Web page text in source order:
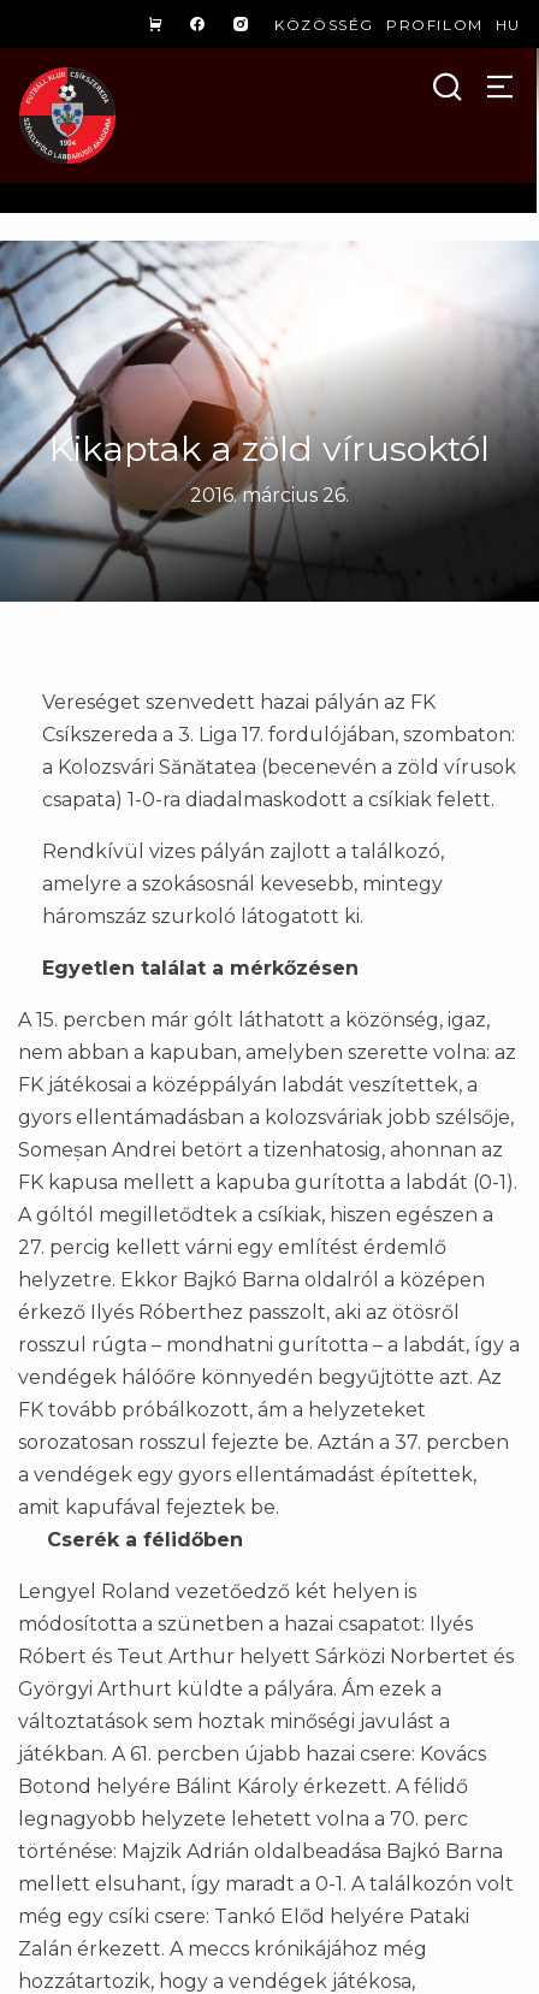
KÖZÖSSÉG PROFILOM HU
Kikaptak a zöld vírusoktól
2016. március 26.
Vereséget szenvedett hazai pályán az FK
Csíkszereda a 3. Liga 17. fordulójában, szombaton:
a Kolozsvári Sănătatea (becenevén a zöld vírusok
csapata) 1-0-ra diadalmaskodott a csíkiak felett.
Rendkívül vizes pályán zajlott a találkozó,
amelyre a szokásosnál kevesebb, mintegy
háromszáz szurkoló látogatott ki.
Egyetlen találat a mérkőzésen
A 15. percben már gólt láthatott a közönség, igaz,
nem abban a kapuban, amelyben szerette volna: az
FK játékosai a középpályán labdát veszítettek, a
gyors ellentámadásban a kolozsváriak jobb szélsője,
Someșan Andrei betört a tizenhatosig, ahonnan az
FK kapusa mellett a kapuba gurította a labdát (0-1).
A góltól megilletődtek a csíkiak, hiszen egészen a
27. percig kellett várni egy említést érdemlő
helyzetre. Ekkor Bajkó Barna oldalról a középen
érkező Ilyés Róberthez passzolt, aki az ötösről
rosszul rúgta – mondhatni gurította – a labdát, így a
vendégek hálóőre könnyedén begyűjtötte azt. Az
FK tovább próbálkozott, ám a helyzeteket
sorozatosan rosszul fejezte be. Aztán a 37. percben
a vendégek egy gyors ellentámadást építettek,
amit kapufával fejeztek be.
Cserék a félidőben
Lengyel Roland vezetőedző két helyen is
módosította a szünetben a hazai csapatot: Ilyés
Róbert és Teut Arthur helyett Sárközi Norbertet és
Györgyi Arthurt küldte a pályára. Ám ezek a
változtatások sem hoztak minőségi javulást a
játékban. A 61. percben újabb hazai csere: Kovács
Botond helyére Bálint Károly érkezett. A félidő
legnagyobb helyzete lehetett volna a 70. perc
történése: Majzik Adrián oldalbeadása Bajkó Barna
mellett elsuhant, így maradt a 0-1. A találkozón volt
még egy csíki csere: Tankó Előd helyére Pataki
Zalán érkezett. A meccs krónikájához még
hozzátartozik, hogy a vendégek játékosa,